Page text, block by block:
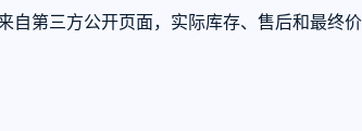
第三方公开页面，实际库存、售后和最终